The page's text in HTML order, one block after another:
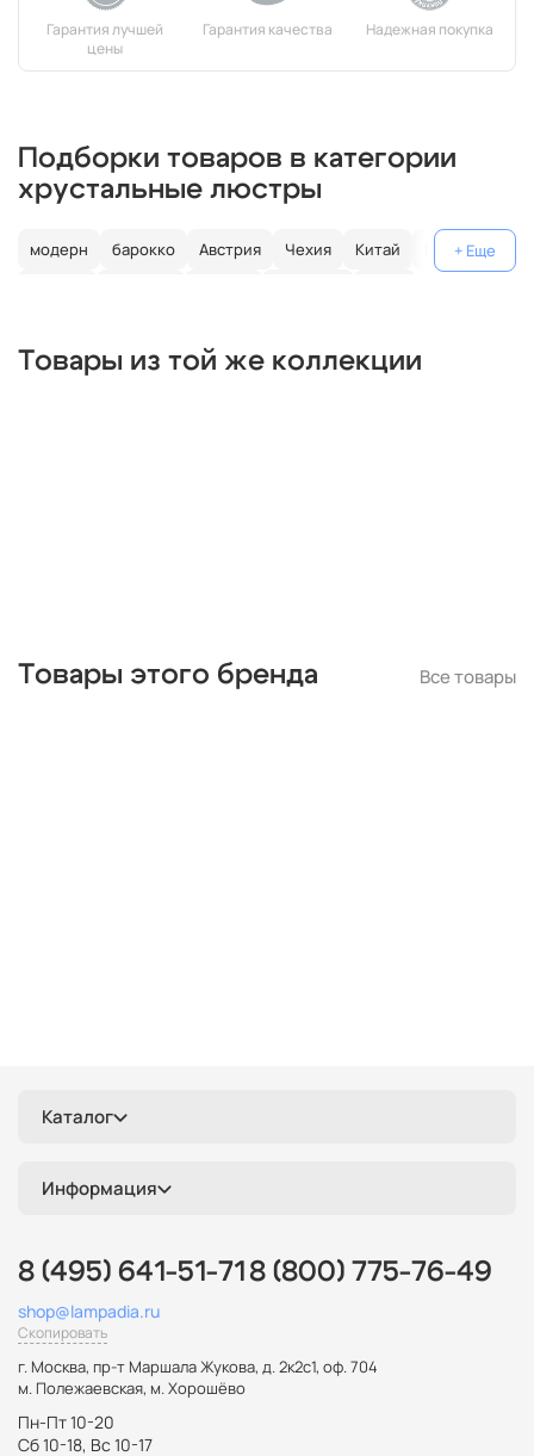
Подборки товаров в категории
хрустальные люстры
модерн барокко Австрия Чехия Китай
Германия
круглые
классические светодиодные
кольцо
Товары из той же коллекции
Товары этого бренда Все товары
Каталог
Информация
8 (495) 641-51-71 8 (800) 775-76-49
shop@lampadia.ru
Скопировать
г. Москва, пр-т Маршала Жукова, д. 2к2с1, оф. 704
м. Полежаевская, м. Хорошёво
Пн-Пт 10-20
Сб 10-18, Вс 10-17